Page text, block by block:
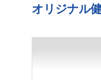
オリジナル